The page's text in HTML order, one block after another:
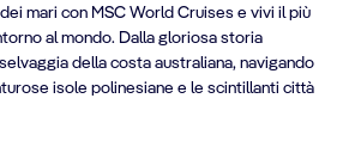
mari con MSC World Cruises e vivi il più
al mondo. Dalla gloriosa storia
della costa australiana, navigando
isole polinesiane e le scintillanti città